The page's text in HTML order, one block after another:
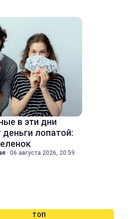
в эти дни
деньги лопатой:
· 06 августа 2026, 20:59
ТОП